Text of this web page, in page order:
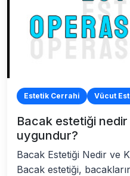
Estetik Cerrahi Vücut
Bacak estetiği
uygundur?
Bacak Estetiği Nedir ve
Bacak estetiği,